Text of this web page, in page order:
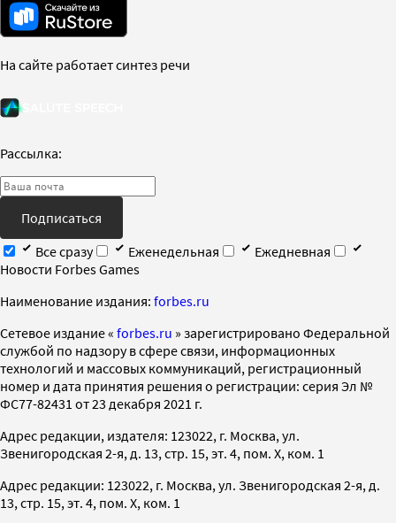
На сайте работает синтез речи
Рассылка:
Подписаться
Все сразу
Еженедельная
Ежедневная
Новости Forbes Games
Наименование издания: forbes.ru
Cетевое издание « forbes.ru » зарегистрировано Федеральной
службой по надзору в сфере связи, информационных
технологий и массовых коммуникаций, регистрационный
номер и дата принятия решения о регистрации: серия Эл №
ФС77-82431 от 23 декабря 2021 г.
Адрес редакции, издателя: 123022, г. Москва, ул.
Звенигородская 2-я, д. 13, стр. 15, эт. 4, пом. X, ком. 1
Адрес редакции: 123022, г. Москва, ул. Звенигородская 2-я, д.
13, стр. 15, эт. 4, пом. X, ком. 1